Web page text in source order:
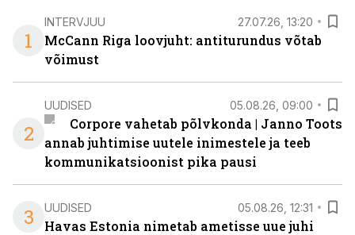
1
INTERVJUU 27.07.26, 13:20
McCann Riga loovjuht: antiturundus võtab
võimust
2
UUDISED 05.08.26, 09:00
Corpore vahetab põlvkonda | Janno Toots
annab juhtimise uutele inimestele ja teeb
kommunikatsioonist pika pausi
3 UUDISED 05.08.26, 12:31
Havas Estonia nimetab ametisse uue juhi